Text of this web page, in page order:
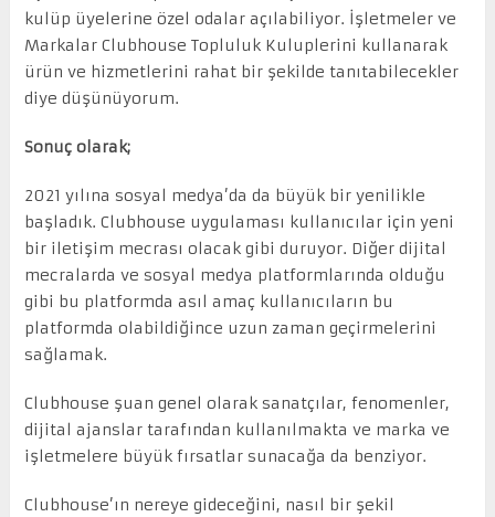
kulüp üyelerine özel odalar açılabiliyor. İşletmeler ve
Markalar Clubhouse Topluluk Kuluplerini kullanarak
ürün ve hizmetlerini rahat bir şekilde tanıtabilecekler
diye düşünüyorum.
Sonuç olarak;
2021 yılına sosyal medya’da da büyük bir yenilikle
başladık. Clubhouse uygulaması kullanıcılar için yeni
bir iletişim mecrası olacak gibi duruyor. Diğer dijital
mecralarda ve sosyal medya platformlarında olduğu
gibi bu platformda asıl amaç kullanıcıların bu
platformda olabildiğince uzun zaman geçirmelerini
sağlamak.
Clubhouse şuan genel olarak sanatçılar, fenomenler,
dijital ajanslar tarafından kullanılmakta ve marka ve
işletmelere büyük fırsatlar sunacağa da benziyor.
Clubhouse’ın nereye gideceğini, nasıl bir şekil